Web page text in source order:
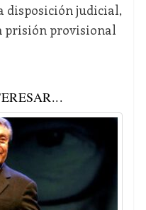
disposición judicial,
prisión provisional